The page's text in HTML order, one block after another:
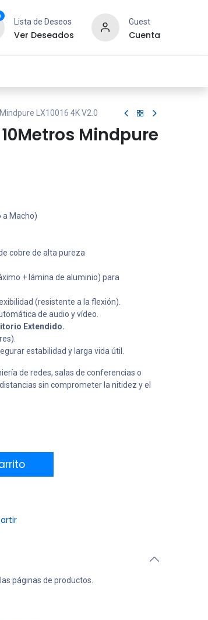
Lista de Deseos
Ver Deseados
Guest
Cuenta
LX10016 4K V2.0
Mindpure
a Macho)
cobre de alta pureza
+ lámina de aluminio) para
(resistente a la flexión).
de audio y vídeo.
Extendido.
estabilidad y larga vida útil.
de redes, salas de conferencias o
sin comprometer la nitidez y el
páginas de productos.